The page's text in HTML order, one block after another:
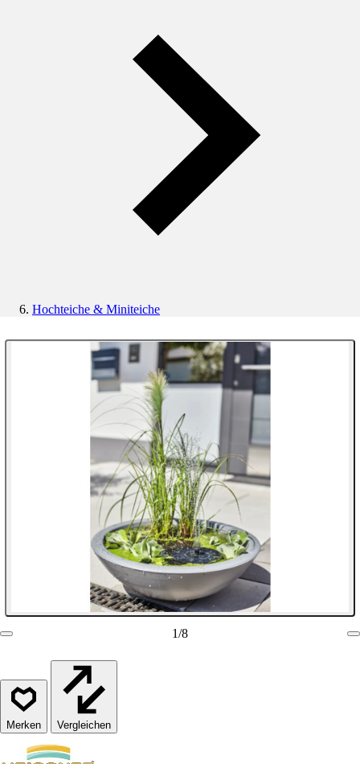
Hochteiche & Miniteiche
1/8
Vergleichen